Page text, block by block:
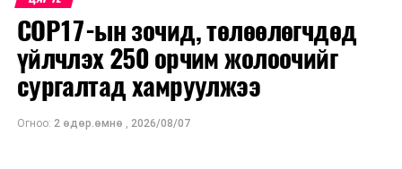
хүлээн авч байна
COP17-ын зочид, төлөөлөгчдөд
үйлчлэх 250 орчим жолоочийг
сургалтад хамруулжээ
Огноо: 2 өдөр.өмнө , 2026/08/07